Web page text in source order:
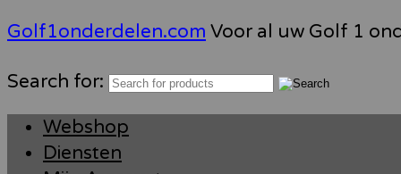
Golf1onderdelen.com Voor al uw Golf 1
Search for:
Webshop
Diensten